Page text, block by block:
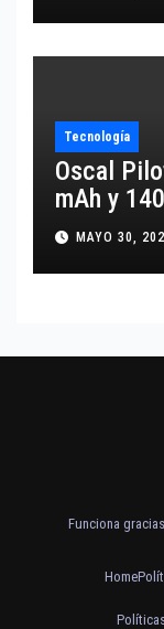
Tecnología
Oscal
mAh y
MAYO 30,
Funciona
Home